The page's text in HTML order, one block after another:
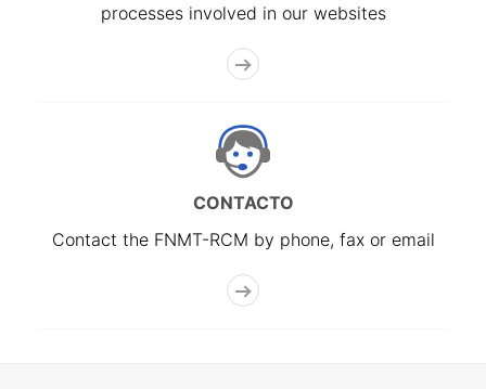
processes involved in our websites
CONTACTO
Contact the FNMT-RCM by phone, fax or email